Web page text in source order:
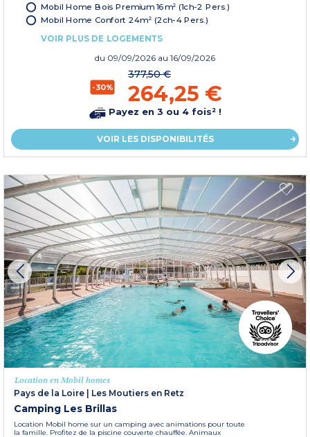
Mobil Home Bois Premium 16m² (1ch-2 Pers.)
Mobil Home Confort 24m² (2ch-4 Pers.)
VOIR PLUS DE LOGEMENTS
du 09/09/2026 au 16/09/2026
-30%
377,50 €
264,25 €
Payez en 3 ou 4 fois² !
VOIR LES DISPONIBILITÉS
Location en Mobil homes
Pays de la Loire | Les Moutiers en Retz
Camping Les Brillas
Location Mobil home sur un camping avec animations pour toute
la famille. Profitez de la piscine couverte chauffée. Animaux